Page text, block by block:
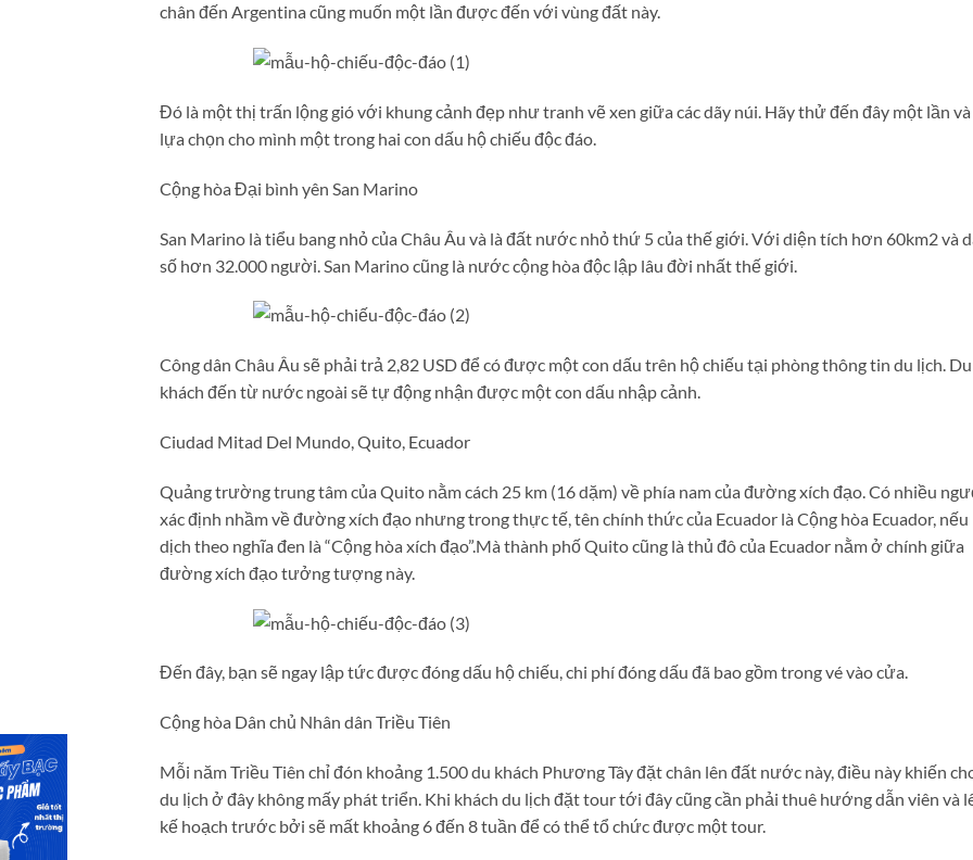
chân đến Argentina cũng muốn một lần được đến với vùng đất này.
Đó là một thị trấn lộng gió với khung cảnh đẹp như tranh vẽ xen giữa các dãy núi. Hãy thử đến đây một lần và
lựa chọn cho mình một trong hai con dấu hộ chiếu độc đáo.
Cộng hòa Đại bình yên San Marino
San Marino là tiểu bang nhỏ của Châu Âu và là đất nước nhỏ thứ 5 của thế giới. Với diện tích hơn 60km2 và
số hơn 32.000 người. San Marino cũng là nước cộng hòa độc lập lâu đời nhất thế giới.
Công dân Châu Âu sẽ phải trả 2,82 USD để có được một con dấu trên hộ chiếu tại phòng thông tin du lịch. Du
khách đến từ nước ngoài sẽ tự động nhận được một con dấu nhập cảnh.
Ciudad Mitad Del Mundo, Quito, Ecuador
Quảng trường trung tâm của Quito nằm cách 25 km (16 dặm) về phía nam của đường xích đạo. Có nhiều
xác định nhầm về đường xích đạo nhưng trong thực tế, tên chính thức của Ecuador là Cộng hòa Ecuador, nếu
dịch theo nghĩa đen là “Cộng hòa xích đạo”.Mà thành phố Quito cũng là thủ đô của Ecuador nằm ở chính giữa
đường xích đạo tưởng tượng này.
Đến đây, bạn sẽ ngay lập tức được đóng dấu hộ chiếu, chi phí đóng dấu đã bao gồm trong vé vào cửa.
Cộng hòa Dân chủ Nhân dân Triều Tiên
Mỗi năm Triều Tiên chỉ đón khoảng 1.500 du khách Phương Tây đặt chân lên đất nước này, điều này khiến
du lịch ở đây không mấy phát triển. Khi khách du lịch đặt tour tới đây cũng cần phải thuê hướng dẫn viên và
kế hoạch trước bởi sẽ mất khoảng 6 đến 8 tuần để có thể tổ chức được một tour.